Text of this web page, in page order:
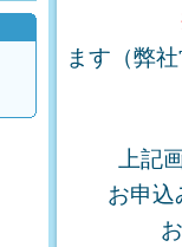
ます（弊
上記
お申込